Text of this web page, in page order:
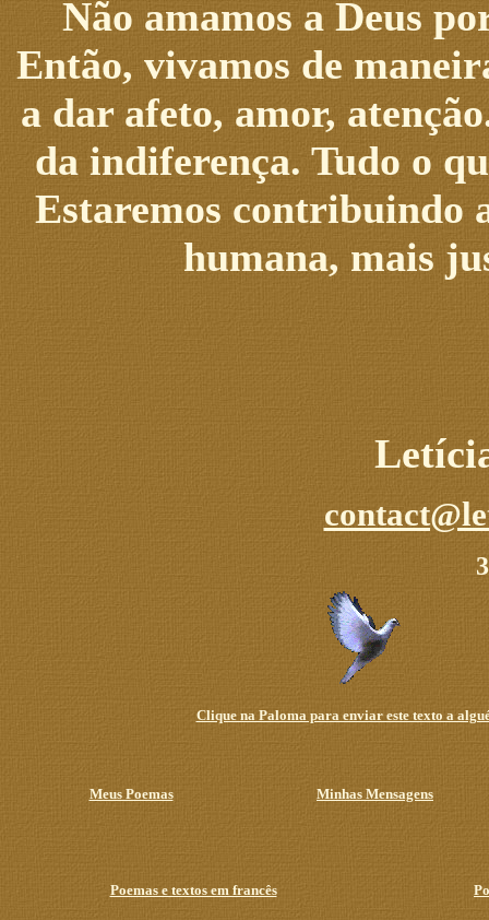
Não amamos a Deus
Então, vivamos de
a dar afeto, amor,
da indiferença. Tudo o
Estaremos contribuindo
humana, mais
Clique na Paloma para enviar este texto a
Meus Poemas Minhas Mensagens
Poemas e textos em francês